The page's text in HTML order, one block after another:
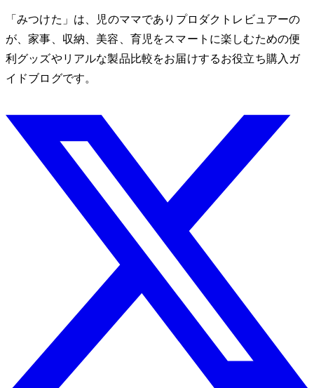
「みつけた」は、2児のママでありプロダクトレビュアーのMio
が、家事、収納、美容、育児をスマートに楽しむための便
利グッズやリアルな製品比較をお届けするお役立ち購入ガ
イドブログです。